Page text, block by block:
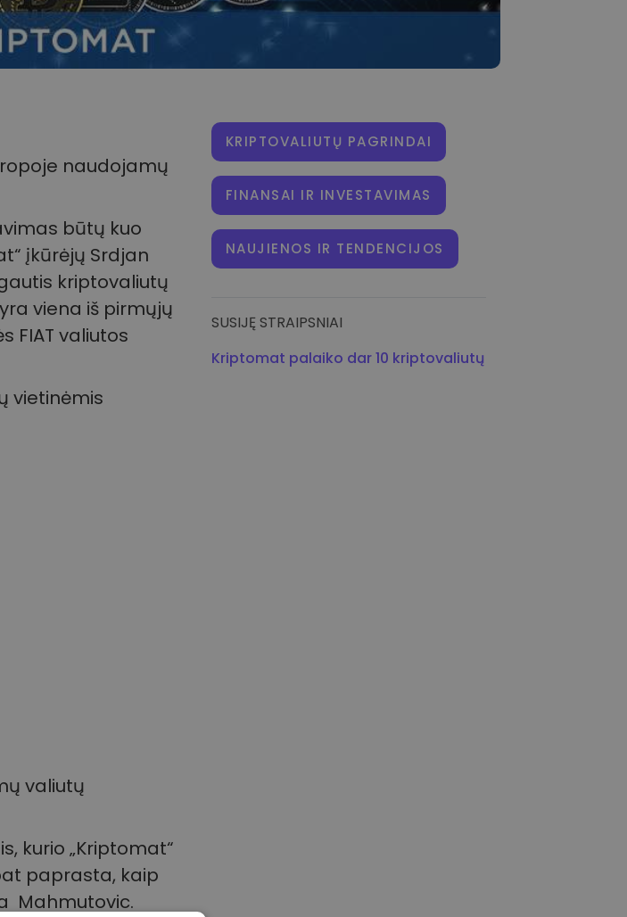
naudojamų
būtų kuo
įkūrėjų Srdjan
kriptovaliutų
viena iš pirmųjų
FIAT valiutos
vietinėmis
valiutų
kurio „Kriptomat“
paprasta, kaip
Mahmutovic.
KRIPTOVALIUTŲ PAGRINDAI
FINANSAI IR INVESTAVIMAS
NAUJIENOS IR TENDENCIJOS
SUSIJĘ STRAIPSNIAI
Kriptomat palaiko dar 10 kriptovaliutų